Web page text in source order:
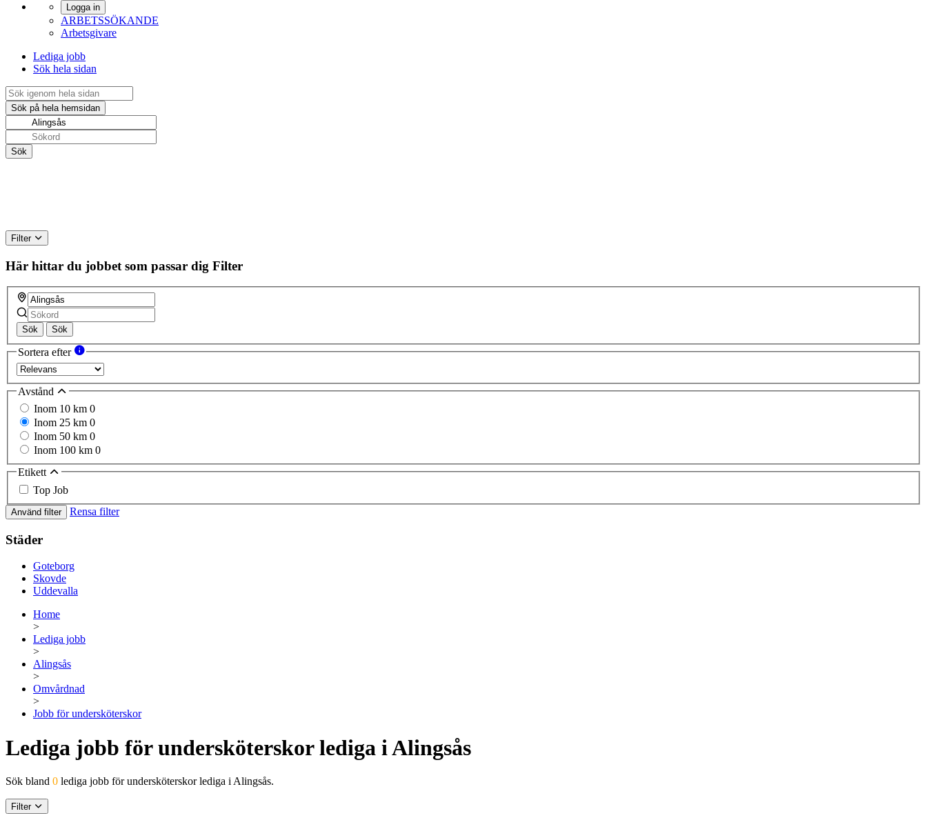
Logga in
ARBETSSÖKANDE
Arbetsgivare
Lediga jobb
Sök hela sidan
Filter
Här hittar du jobbet som passar dig Filter
Sök Sök
Sortera efter
Avstånd
Inom 10 km 0
Inom 25 km 0
Inom 50 km 0
Inom 100 km 0
Etikett
Top Job
Använd filter Rensa filter
Städer
Goteborg
Skovde
Uddevalla
Home
>
Lediga jobb
>
Alingsås
>
Omvårdnad
>
Jobb för undersköterskor
Lediga jobb för undersköterskor lediga i Alingsås
Sök bland 0 lediga jobb för undersköterskor lediga i Alingsås.
Filter